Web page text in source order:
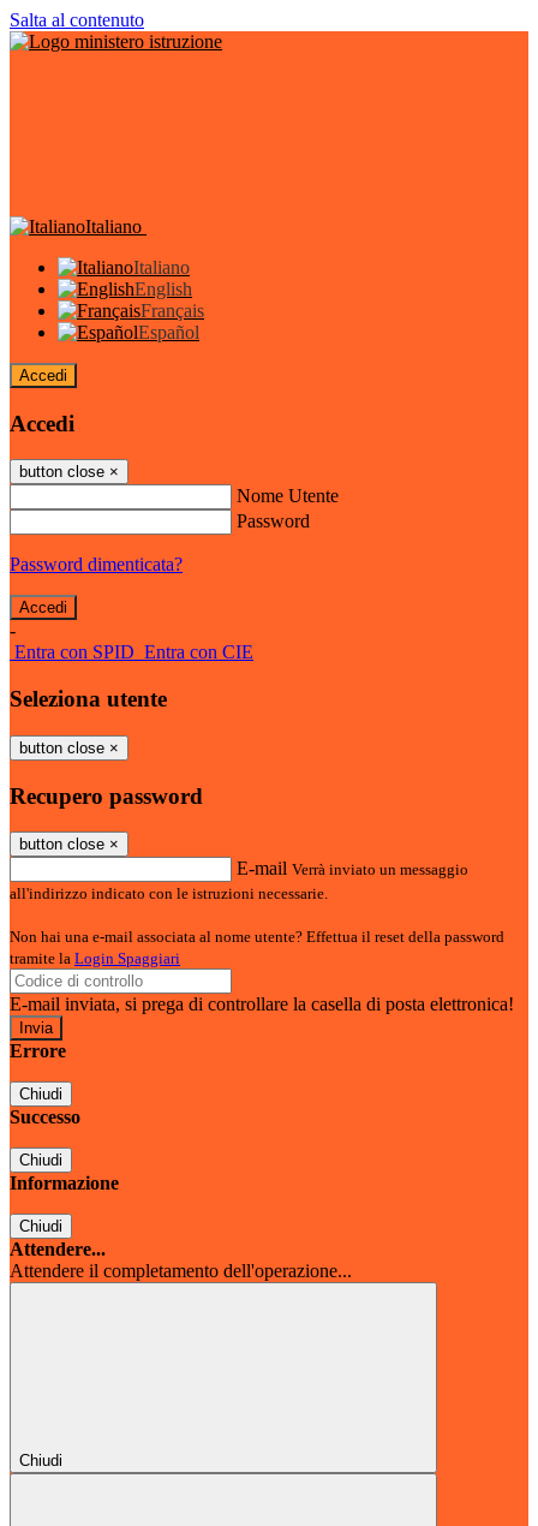
Salta al contenuto
Italiano
Italiano
English
Français
Español
Accedi
Accedi
button close ×
Nome Utente
Password
Password dimenticata?
-
Entra con SPID Entra con CIE
Seleziona utente
button close ×
Recupero password
button close ×
E-mail Verrà inviato un messaggio
all'indirizzo indicato con le istruzioni necessarie.
Non hai una e-mail associata al nome utente? Effettua il reset della password
tramite la Login Spaggiari
E-mail inviata, si prega di controllare la casella di posta elettronica!
Errore
Chiudi
Successo
Chiudi
Informazione
Chiudi
Attendere...
Attendere il completamento dell'operazione...
Chiudi